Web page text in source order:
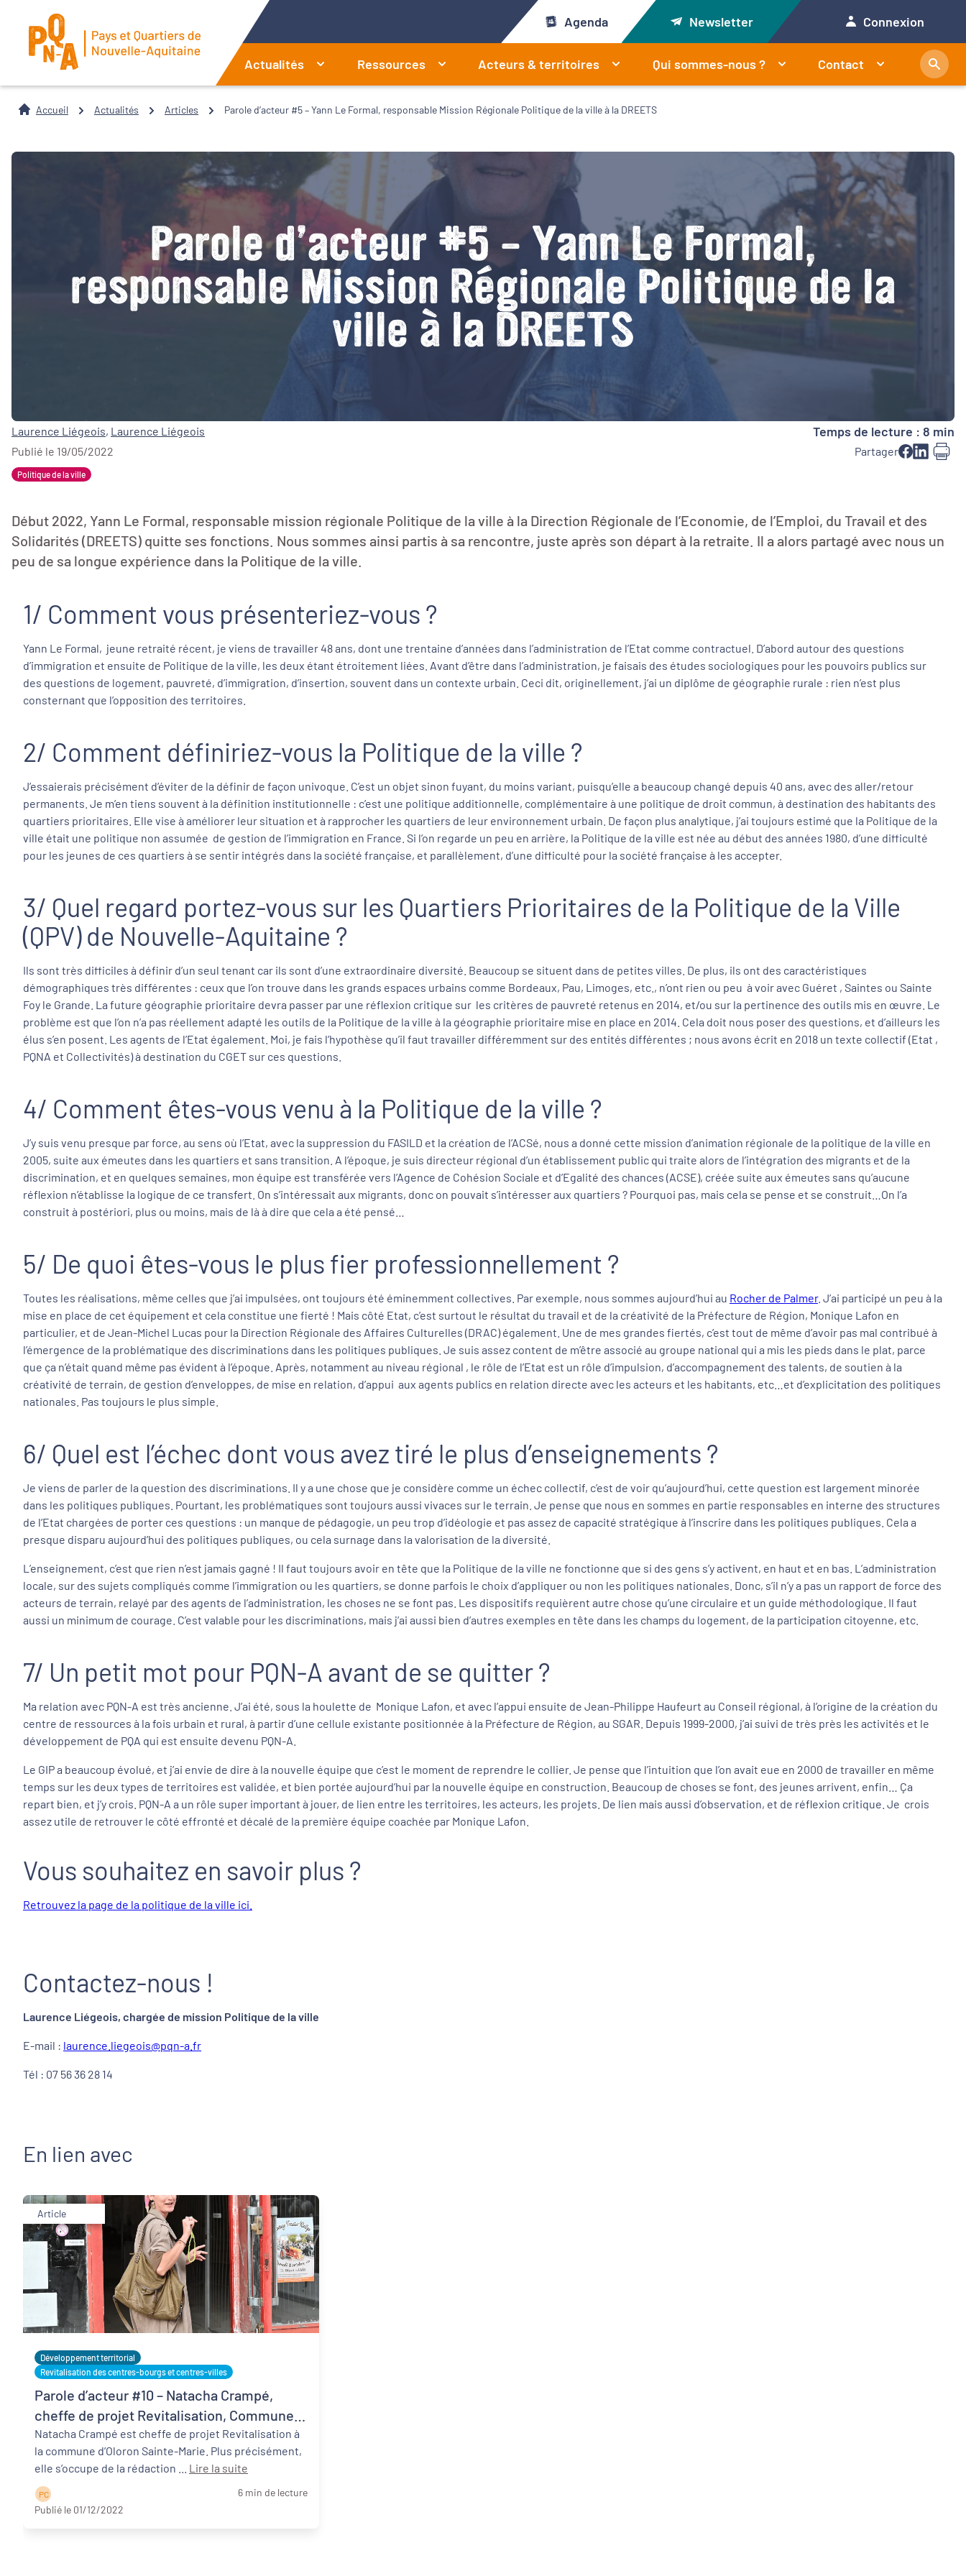
Agenda Newsletter Connexion
Actualités Ressources Acteurs & territoires Qui sommes-nous ? Contact
Accueil Actualités Articles Parole d’acteur #5 – Yann Le Formal, responsable Mission Régionale Politique de la ville à la DREETS
Parole d’acteur #5 – Yann Le Formal,
responsable Mission Régionale Politique de la
ville à la DREETS
Laurence Liégeois, Laurence Liégeois
Publié le 19/05/2022
Temps de lecture : 8 min
Partager
Politique de la ville
Début 2022, Yann Le Formal, responsable mission régionale Politique de la ville à la Direction Régionale de l’Economie, de l’Emploi, du Travail et des
Solidarités (DREETS) quitte ses fonctions. Nous sommes ainsi partis à sa rencontre, juste après son départ à la retraite. Il a alors partagé avec nous un
peu de sa longue expérience dans la Politique de la ville.
1/ Comment vous présenteriez-vous ?
Yann Le Formal, jeune retraité récent, je viens de travailler 48 ans, dont une trentaine d’années dans l’administration de l’Etat comme contractuel. D’abord autour des questions
d’immigration et ensuite de Politique de la ville, les deux étant étroitement liées. Avant d’être dans l’administration, je faisais des études sociologiques pour les pouvoirs publics sur
des questions de logement, pauvreté, d’immigration, d’insertion, souvent dans un contexte urbain. Ceci dit, originellement, j’ai un diplôme de géographie rurale : rien n’est plus
consternant que l’opposition des territoires.
2/ Comment définiriez-vous la Politique de la ville ?
J’essaierais précisément d’éviter de la définir de façon univoque. C’est un objet sinon fuyant, du moins variant, puisqu’elle a beaucoup changé depuis 40 ans, avec des aller/retour
permanents. Je m’en tiens souvent à la définition institutionnelle : c’est une politique additionnelle, complémentaire à une politique de droit commun, à destination des habitants des
quartiers prioritaires. Elle vise à améliorer leur situation et à rapprocher les quartiers de leur environnement urbain. De façon plus analytique, j’ai toujours estimé que la Politique de la
ville était une politique non assumée de gestion de l’immigration en France. Si l’on regarde un peu en arrière, la Politique de la ville est née au début des années 1980, d’une difficulté
pour les jeunes de ces quartiers à se sentir intégrés dans la société française, et parallèlement, d’une difficulté pour la société française à les accepter.
3/ Quel regard portez-vous sur les Quartiers Prioritaires de la Politique de la Ville
(QPV) de Nouvelle-Aquitaine ?
Ils sont très difficiles à définir d’un seul tenant car ils sont d’une extraordinaire diversité. Beaucoup se situent dans de petites villes. De plus, ils ont des caractéristiques
démographiques très différentes : ceux que l’on trouve dans les grands espaces urbains comme Bordeaux, Pau, Limoges, etc., n’ont rien ou peu à voir avec Guéret , Saintes ou Sainte
Foy le Grande. La future géographie prioritaire devra passer par une réflexion critique sur les critères de pauvreté retenus en 2014, et/ou sur la pertinence des outils mis en œuvre. Le
problème est que l’on n’a pas réellement adapté les outils de la Politique de la ville à la géographie prioritaire mise en place en 2014. Cela doit nous poser des questions, et d’ailleurs les
élus s’en posent. Les agents de l’Etat également. Moi, je fais l’hypothèse qu’il faut travailler différemment sur des entités différentes ; nous avons écrit en 2018 un texte collectif (Etat ,
PQNA et Collectivités) à destination du CGET sur ces questions.
4/ Comment êtes-vous venu à la Politique de la ville ?
J’y suis venu presque par force, au sens où l’Etat, avec la suppression du FASILD et la création de l’ACSé, nous a donné cette mission d’animation régionale de la politique de la ville en
2005, suite aux émeutes dans les quartiers et sans transition. A l’époque, je suis directeur régional d’un établissement public qui traite alors de l’intégration des migrants et de la
discrimination, et en quelques semaines, mon équipe est transférée vers l’Agence de Cohésion Sociale et d’Egalité des chances (ACSE), créée suite aux émeutes sans qu’aucune
réflexion n’établisse la logique de ce transfert. On s’intéressait aux migrants, donc on pouvait s’intéresser aux quartiers ? Pourquoi pas, mais cela se pense et se construit…On l’a
construit à postériori, plus ou moins, mais de là à dire que cela a été pensé…
5/ De quoi êtes-vous le plus fier professionnellement ?
Toutes les réalisations, même celles que j’ai impulsées, ont toujours été éminemment collectives. Par exemple, nous sommes aujourd’hui au Rocher de Palmer. J’ai participé un peu à la
mise en place de cet équipement et cela constitue une fierté ! Mais côté Etat, c’est surtout le résultat du travail et de la créativité de la Préfecture de Région, Monique Lafon en
particulier, et de Jean-Michel Lucas pour la Direction Régionale des Affaires Culturelles (DRAC) également. Une de mes grandes fiertés, c’est tout de même d’avoir pas mal contribué à
l’émergence de la problématique des discriminations dans les politiques publiques. Je suis assez content de m’être associé au groupe national qui a mis les pieds dans le plat, parce
que ça n’était quand même pas évident à l’époque. Après, notamment au niveau régional , le rôle de l’Etat est un rôle d’impulsion, d’accompagnement des talents, de soutien à la
créativité de terrain, de gestion d’enveloppes, de mise en relation, d’appui aux agents publics en relation directe avec les acteurs et les habitants, etc…et d’explicitation des politiques
nationales. Pas toujours le plus simple.
6/ Quel est l’échec dont vous avez tiré le plus d’enseignements ?
Je viens de parler de la question des discriminations. Il y a une chose que je considère comme un échec collectif, c’est de voir qu’aujourd’hui, cette question est largement minorée
dans les politiques publiques. Pourtant, les problématiques sont toujours aussi vivaces sur le terrain. Je pense que nous en sommes en partie responsables en interne des structures
de l’Etat chargées de porter ces questions : un manque de pédagogie, un peu trop d’idéologie et pas assez de capacité stratégique à l’inscrire dans les politiques publiques. Cela a
presque disparu aujourd’hui des politiques publiques, ou cela surnage dans la valorisation de la diversité.
L’enseignement, c’est que rien n’est jamais gagné ! Il faut toujours avoir en tête que la Politique de la ville ne fonctionne que si des gens s’y activent, en haut et en bas. L’administration
locale, sur des sujets compliqués comme l’immigration ou les quartiers, se donne parfois le choix d’appliquer ou non les politiques nationales. Donc, s’il n’y a pas un rapport de force des
acteurs de terrain, relayé par des agents de l’administration, les choses ne se font pas. Les dispositifs requièrent autre chose qu’une circulaire et un guide méthodologique. Il faut
aussi un minimum de courage. C’est valable pour les discriminations, mais j’ai aussi bien d’autres exemples en tête dans les champs du logement, de la participation citoyenne, etc.
7/ Un petit mot pour PQN-A avant de se quitter ?
Ma relation avec PQN-A est très ancienne. J’ai été, sous la houlette de Monique Lafon, et avec l’appui ensuite de Jean-Philippe Haufeurt au Conseil régional, à l’origine de la création du
centre de ressources à la fois urbain et rural, à partir d’une cellule existante positionnée à la Préfecture de Région, au SGAR. Depuis 1999-2000, j’ai suivi de très près les activités et le
développement de PQA qui est ensuite devenu PQN-A.
Le GIP a beaucoup évolué, et j’ai envie de dire à la nouvelle équipe que c’est le moment de reprendre le collier. Je pense que l’intuition que l’on avait eue en 2000 de travailler en même
temps sur les deux types de territoires est validée, et bien portée aujourd’hui par la nouvelle équipe en construction. Beaucoup de choses se font, des jeunes arrivent, enfin… Ça
repart bien, et j’y crois. PQN-A a un rôle super important à jouer, de lien entre les territoires, les acteurs, les projets. De lien mais aussi d’observation, et de réflexion critique. Je crois
assez utile de retrouver le côté effronté et décalé de la première équipe coachée par Monique Lafon.
Vous souhaitez en savoir plus ?
Retrouvez la page de la politique de la ville ici.
Contactez-nous !
Laurence Liégeois, chargée de mission Politique de la ville
E-mail : laurence.liegeois@pqn-a.fr
Tél : 07 56 36 28 14
En lien avec
Article
Développement territorial
Revitalisation des centres-bourgs et centres-villes
Parole d’acteur #10 – Natacha Crampé,
cheffe de projet Revitalisation, Commune
d’Oloron Sainte-Marie
Natacha Crampé est cheffe de projet Revitalisation à
la commune d’Oloron Sainte-Marie. Plus précisément,
Lire la suite
P C
6 min de lecture
Publié le 01/12/2022